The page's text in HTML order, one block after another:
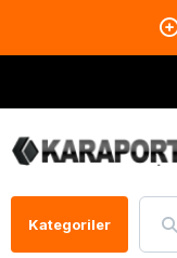
Kategoriler